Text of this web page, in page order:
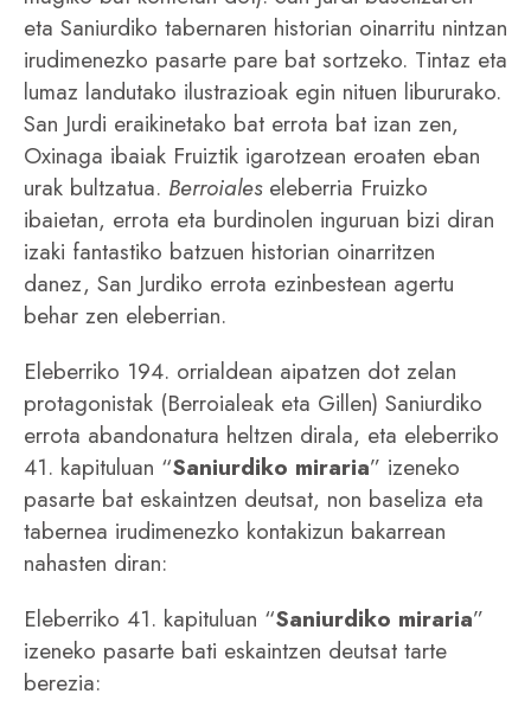
eta Saniurdiko tabernaren historian oinarritu nintzan
irudimenezko pasarte pare bat sortzeko. Tintaz eta
lumaz landutako ilustrazioak egin nituen libururako.
San Jurdi eraikinetako bat errota bat izan zen,
Oxinaga ibaiak Fruiztik igarotzean eroaten eban
urak bultzatua. Berroialeseleberria Fruizko
ibaietan, errota eta burdinolen inguruan bizi diran
izaki fantastiko batzuen historian oinarritzen
danez, San Jurdiko errota ezinbestean agertu
behar zen eleberrian.
Eleberriko 194. orrialdean aipatzen dot zelan
protagonistak (Berroialeak eta Gillen) Saniurdiko
errota abandonatura heltzen dirala, eta eleberriko
41. kapituluan “Saniurdiko miraria” izeneko
pasarte bat eskaintzen deutsat, non baseliza eta
tabernea irudimenezko kontakizun bakarrean
nahasten diran:
Eleberriko 41. kapituluan “Saniurdiko miraria”
izeneko pasarte bati eskaintzen deutsat tarte
berezia: